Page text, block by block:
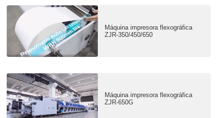
Máquina impresora flexográfica
ZJR-350/450/650
Máquina impresora flexográfica
ZJR-650G